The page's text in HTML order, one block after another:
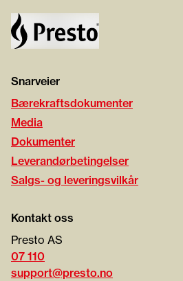
Snarveier
Bærekraftsdokumenter
Media
Dokumenter
Leverandørbetingelser
Salgs- og leveringsvilkår
Kontakt oss
Presto AS
07 110
support@presto.no